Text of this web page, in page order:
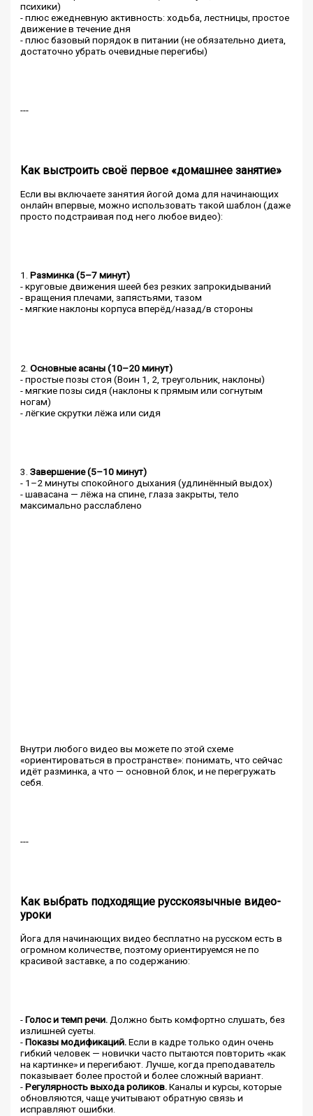
психики)
- плюс ежедневную активность: ходьба, лестницы, простое
движение в течение дня
- плюс базовый порядок в питании (не обязательно диета,
достаточно убрать очевидные перегибы)
---
Как выстроить своё первое «домашнее занятие»
Если вы включаете занятия йогой дома для начинающих
онлайн впервые, можно использовать такой шаблон (даже
просто подстраивая под него любое видео):
1.Разминка (5–7 минут)
- круговые движения шеей без резких запрокидываний
- вращения плечами, запястьями, тазом
- мягкие наклоны корпуса вперёд/назад/в стороны
2.Основные асаны (10–20 минут)
- простые позы стоя (Воин 1, 2, треугольник, наклоны)
- мягкие позы сидя (наклоны к прямым или согнутым
ногам)
- лёгкие скрутки лёжа или сидя
3.Завершение (5–10 минут)
- 1–2 минуты спокойного дыхания (удлинённый выдох)
- шавасана — лёжа на спине, глаза закрыты, тело
максимально расслаблено
Внутри любого видео вы можете по этой схеме
«ориентироваться в пространстве»: понимать, что сейчас
идёт разминка, а что — основной блок, и не перегружать
себя.
---
Как выбрать подходящие русскоязычные видео-
уроки
Йога для начинающих видео бесплатно на русском есть в
огромном количестве, поэтому ориентируемся не по
красивой заставке, а по содержанию:
-Голос и темп речи.Должно быть комфортно слушать, без
излишней суеты.
-Показы модификаций.Если в кадре только один очень
гибкий человек — новички часто пытаются повторить «как
на картинке» и перегибают. Лучше, когда преподаватель
показывает более простой и более сложный вариант.
-Регулярность выхода роликов.Каналы и курсы, которые
обновляются, чаще учитывают обратную связь и
исправляют ошибки.